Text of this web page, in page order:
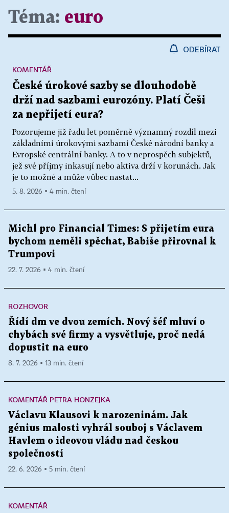
Téma: euro
ODEBÍRAT
České úrokové sazby se dlouhodobě
drží nad sazbami eurozóny. Platí Češi
za nepřijetí eura?
Pozorujeme již řadu let poměrně významný rozdíl mezi
základními úrokovými sazbami České národní banky a
Evropské centrální banky. A to v neprospěch subjektů,
jež své příjmy inkasují nebo aktiva drží v korunách. Jak
je to možné a může vůbec nastat...
KOMENTÁŘ
5. 8. 2026 ▪ 4 min. čtení
Michl pro Financial Times: S přijetím eura
bychom neměli spěchat, Babiše přirovnal k
Trumpovi
22. 7. 2026 ▪ 4 min. čtení
ROZHOVOR
Řídí dm ve dvou zemích. Nový šéf mluví o
chybách své firmy a vysvětluje, proč nedá
dopustit na euro
8. 7. 2026 ▪ 13 min. čtení
KOMENTÁŘ PETRA HONZEJKA
Václavu Klausovi k narozeninám. Jak
génius malosti vyhrál souboj s Václavem
Havlem o ideovou vládu nad českou
společností
22. 6. 2026 ▪ 5 min. čtení
KOMENTÁŘ